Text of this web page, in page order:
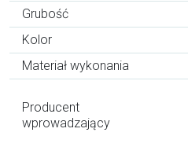
Grubość
Kolor
Materiał wykonania
Producent
wprowadzający